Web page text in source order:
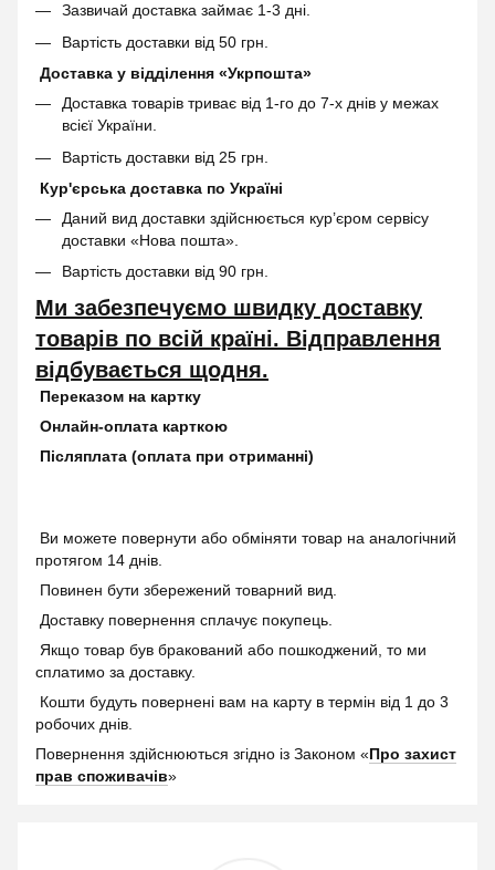
Зазвичай доставка займає 1-3 дні.
Вартість доставки від 50 грн.
Доставка у відділення «Укрпошта»
Доставка товарів триває від 1-го до 7-х днів у межах
всієї України.
Вартість доставки від 25 грн.
Кур'єрська доставка по Україні
Даний вид доставки здійснюється кур’єром сервісу
доставки «Нова пошта».
Вартість доставки від 90 грн.
Ми забезпечуємо швидку доставку
товарів по всій країні. Відправлення
відбувається щодня.
Переказом на картку
Онлайн-оплата карткою
Післяплата (оплата при отриманні)
Ви можете повернути або обміняти товар на аналогічний
протягом 14 днів.
Повинен бути збережений товарний вид.
Доставку повернення сплачує покупець.
Якщо товар був бракований або пошкоджений, то ми
сплатимо за доставку.
Кошти будуть повернені вам на карту в термін від 1 до 3
робочих днів.
Повернення здійснюються згідно із Законом «Про захист
прав споживачів»